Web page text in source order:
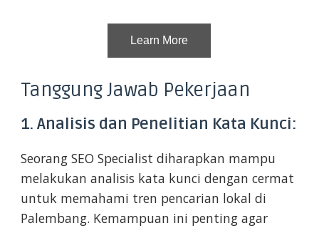
Learn More
Tanggung Jawab Pekerjaan
1. Analisis dan Penelitian Kata Kunci:
Seorang SEO Specialist diharapkan mampu
melakukan analisis kata kunci dengan cermat
untuk memahami tren pencarian lokal di
Palembang. Kemampuan ini penting agar